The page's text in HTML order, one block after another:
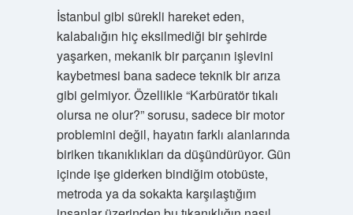
İstanbul gibi sürekli hareket eden,
kalabalığın hiç eksilmediği bir şehirde
yaşarken, mekanik bir parçanın işlevini
kaybetmesi bana sadece teknik bir arıza
gibi gelmiyor. Özellikle “Karbüratör tıkalı
olursa ne olur?” sorusu, sadece bir motor
problemini değil, hayatın farklı alanlarında
biriken tıkanıklıkları da düşündürüyor. Gün
içinde işe giderken bindiğim otobüste,
metroda ya da sokakta karşılaştığım